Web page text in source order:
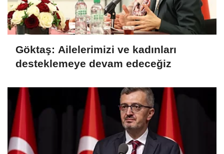
Göktaş: Ailelerimizi ve kadınları
desteklemeye devam edeceğiz